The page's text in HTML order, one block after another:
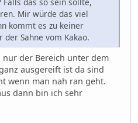
Mir würde das viel
kommt es zu keiner
Sahne vom Kakao.
der Bereich unter dem
ausgereift ist da sind
wenn man nah ran geht.
dann bin ich sehr